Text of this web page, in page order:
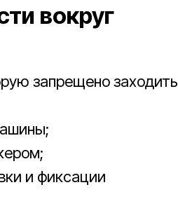
вокруг
запрещено заходить
и фиксации